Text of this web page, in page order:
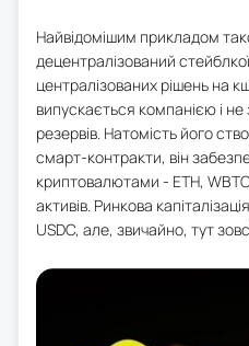
Найвідомішим прикладом
децентралізований
централізованих рішень на
випускається компанією і не
резервів. Натомість його
смарт-контракти, він
криптовалютами - ETH,
активів. Ринкова
USDC, але, звичайно, тут